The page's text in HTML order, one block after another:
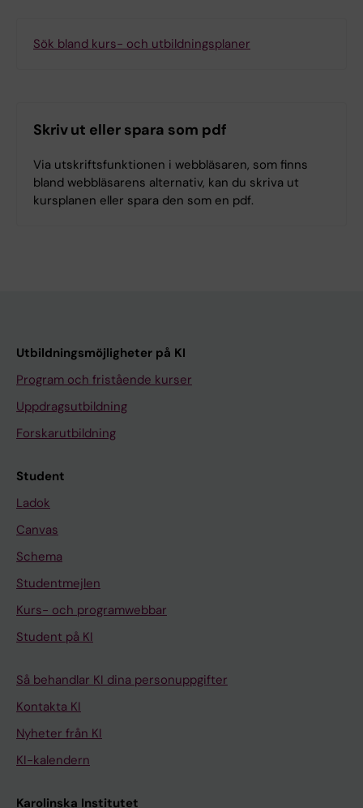
Sök bland kurs- och utbildningsplaner
Skriv ut eller spara som pdf
Via utskriftsfunktionen i webbläsaren, som finns
bland webbläsarens alternativ, kan du skriva ut
kursplanen eller spara den som en pdf.
Utbildningsmöjligheter på KI
Program och fristående kurser
Uppdragsutbildning
Forskarutbildning
Student
Ladok
Canvas
Schema
Studentmejlen
Kurs- och programwebbar
Student på KI
Så behandlar KI dina personuppgifter
Kontakta KI
Nyheter från KI
KI-kalendern
Karolinska Institutet